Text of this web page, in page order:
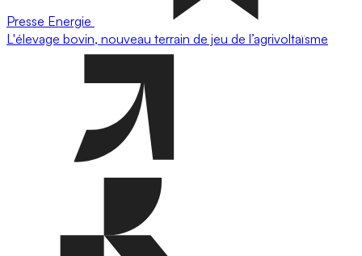
Presse Energie
L'élevage bovin, nouveau terrain de jeu de l’agrivoltaïsme